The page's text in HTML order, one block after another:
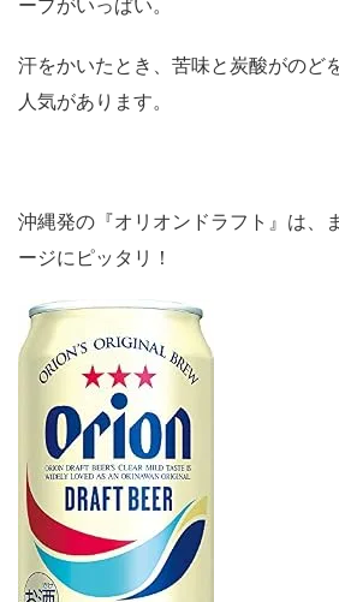
汗をかいたとき、苦味と炭酸がのど
人気があります。
沖縄発の『オリオンドラフト』は、
ージにピッタリ！